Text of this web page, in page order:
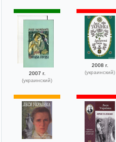
2007 г.
(украинский)
2008 г.
(украинский)